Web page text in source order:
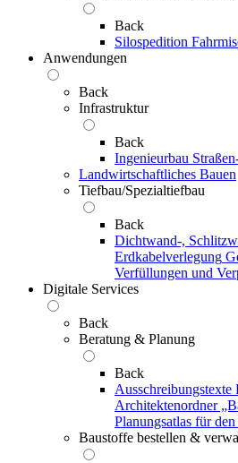
Back
Silospedition
Anwendungen
Back
Infrastruktur
Back
Ingenieurbau
Landwirtschaftliches Bauen
Tiefbau/Spezialtiefbau
Back
Dichtwand-,
Erdkabelverlegung
Verfüllungen und
Digitale Services
Back
Beratung & Planung
Back
Ausschreibungstexte
Architektenordner
Planungsatlas für
Baustoffe bestellen &